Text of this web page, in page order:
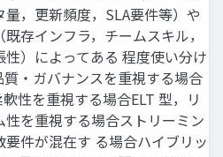
量，更新頻度，SLA要件等）や
存インフラ，チームスキル，
性）によってある 程度使い分け
質・ガバナンスを重視する場合
性を重視する場合ELT 型，リ
性を重視する場合ストリーミン
要件が混在す る場合ハイブリッ